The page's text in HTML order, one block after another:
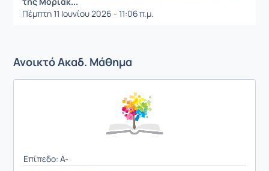
Πέμπτη 11 Ιουνίου 2026 - 11:06 π.μ.
Ανοικτό Ακαδ. Μάθημα
Επίπεδο: A-